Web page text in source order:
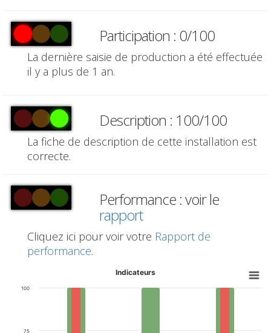
Participation : 0/100
La dernière saisie de production a été effectuée
il y a plus de 1 an.
Description : 100/100
La fiche de description de cette installation est
correcte.
Performance : voir le
rapport
Cliquez ici pour voir votre Rapport de
performance.
Indicateurs
75
100